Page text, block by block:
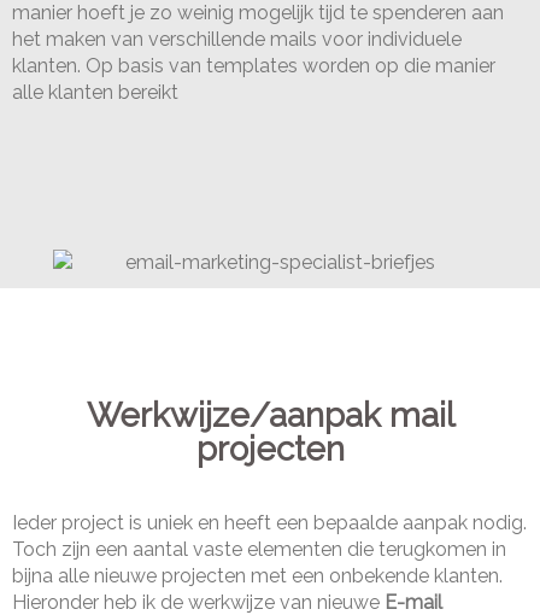
manier hoeft je zo weinig mogelijk tijd te spenderen aan
het maken van verschillende mails voor individuele
klanten. Op basis van templates worden op die manier
alle klanten bereikt
Werkwijze/aanpak mail
projecten
Ieder project is uniek en heeft een bepaalde aanpak nodig.
Toch zijn een aantal vaste elementen die terugkomen in
bijna alle nieuwe projecten met een onbekende klanten.
Hieronder heb ik de werkwijze van nieuwe E-mail